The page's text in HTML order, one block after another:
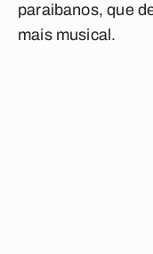
paraibanos, que
mais musical.